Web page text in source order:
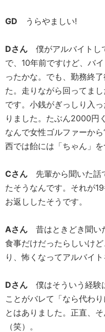
GD うらやましい!
Dさん 僕がアルバイトし
で、10年前ですけど、バ
ったかな。でも、勤務終
た。走りながら回ってま
です。小銭がぎっしり入
りました。たぶん2000円
なんで女性ゴルファーか
西では飴には「ちゃん」を
Cさん 先輩から聞いた話
たそうなんです。それが
お返ししたそうです。
Aさん 昔はときどき聞い
食事だけだったらしいけ
り、怖くなってアルバイ
Dさん 僕はそういう経験
ことがバレて「なら代わ
とはありました。正直、
（笑）。